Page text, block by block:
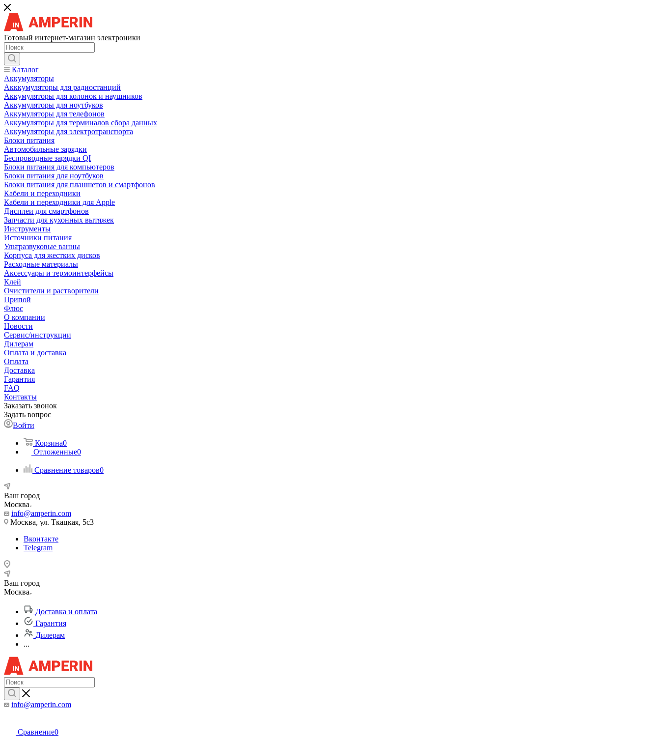
Готовый интернет-магазин электроники
Каталог
Аккумуляторы
Акккумуляторы для радиостанций
Аккумуляторы для колонок и наушников
Аккумуляторы для ноутбуков
Аккумуляторы для телефонов
Аккумуляторы для терминалов сбора данных
Аккумуляторы для электротранспорта
Блоки питания
Автомобильные зарядки
Беспроводные зарядки QI
Блоки питания для компьютеров
Блоки питания для ноутбуков
Блоки питания для планшетов и смартфонов
Кабели и переходники
Кабели и переходники для Apple
Дисплеи для смартфонов
Запчасти для кухонных вытяжек
Инструменты
Источники питания
Ультразвуковые ванны
Корпуса для жестких дисков
Расходные материалы
Аксессуары и термоинтерфейсы
Клей
Очистители и растворители
Припой
Флюс
О компании
Новости
Сервис/инструкции
Дилерам
Оплата и доставка
Оплата
Доставка
Гарантия
FAQ
Контакты
Заказать звонок
Задать вопрос
Войти
Корзина0
Отложенные0
Сравнение товаров0
Ваш город
Москва
info@amperin.com
Москва, ул. Ткацкая, 5с3
Вконтакте
Telegram
Ваш город
Москва
Доставка и оплата
Гарантия
Дилерам
...
info@amperin.com
Сравнение0